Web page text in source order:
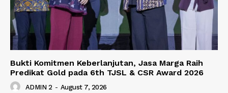
Bukti Komitmen Keberlanjutan, Jasa Marga Raih
Predikat Gold pada 6th TJSL & CSR Award 2026
ADMIN 2 - August 7, 2026